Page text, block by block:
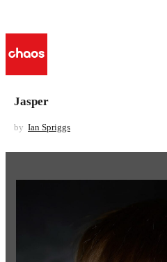
Jasper
by Ian Spriggs